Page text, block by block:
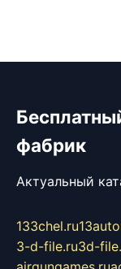
фабрик
Актуальный
133chel.ru
3-d-file.ru3d-